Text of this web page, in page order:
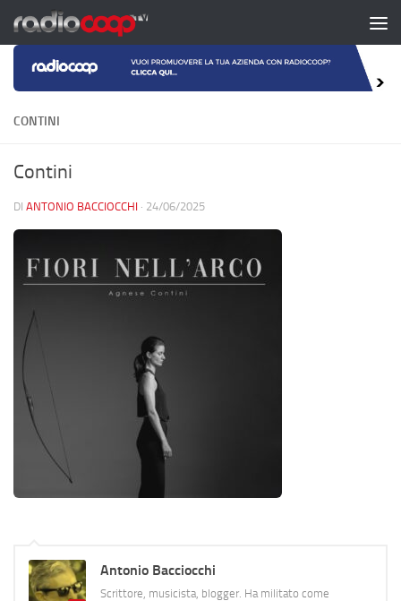
Salta al contenuto
CONTINI
Contini
DI ANTONIO BACCIOCCHI · 24/06/2025
Antonio Bacciocchi
Scrittore, musicista, blogger. Ha militato come